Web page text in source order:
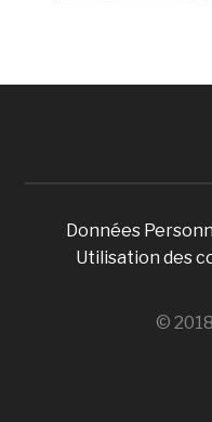
Données
Utilisation des
©